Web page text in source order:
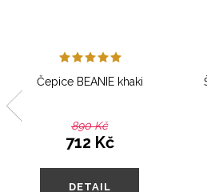
Čepice BEANIE khaki
890 Kč
712 Kč
DETAIL